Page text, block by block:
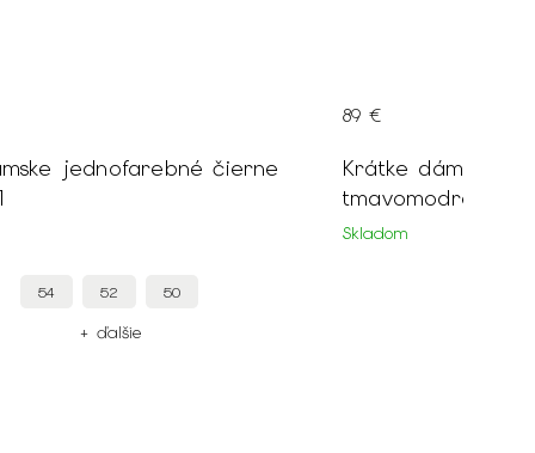
jednofarebné čierne
54 52 50
+ ďalšie
Krátke dámske
tmavomodré šaty
Skladom
89 €